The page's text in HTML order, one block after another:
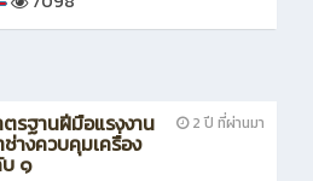
2 ปี ที่ผ่านมา
รฐานฝีมือแรงงาน
างควบคุมเครื่อง
บ ๑